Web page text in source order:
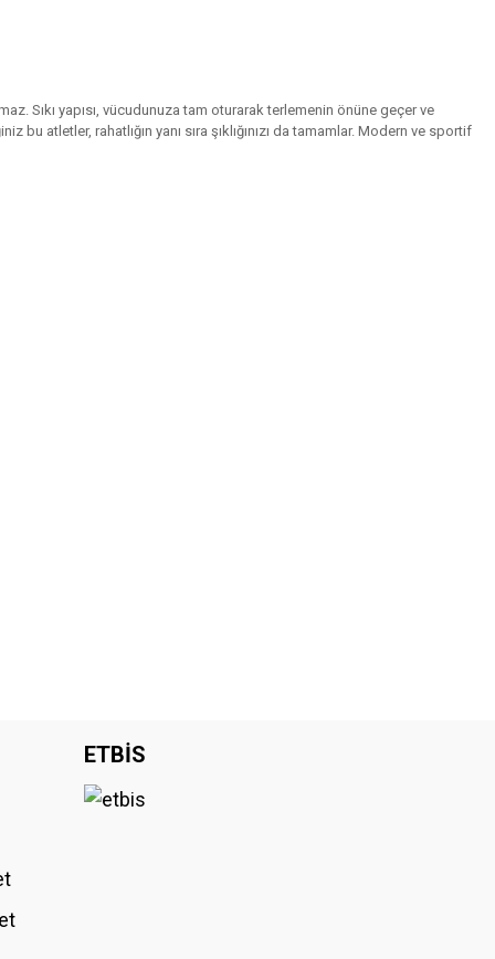
Sıkı yapısı, vücudunuza tam oturarak terlemenin önüne geçer ve
atletler, rahatlığın yanı sıra şıklığınızı da tamamlar. Modern ve sportif
ETBİS